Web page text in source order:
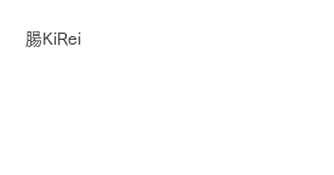
腸KiRei